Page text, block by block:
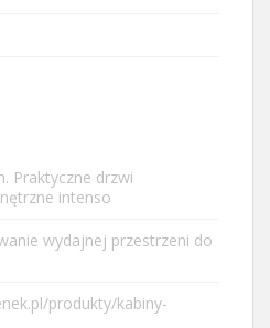
Praktyczne drzwi
intenso
wydajnej przestrzeni do
produkty/kabiny-